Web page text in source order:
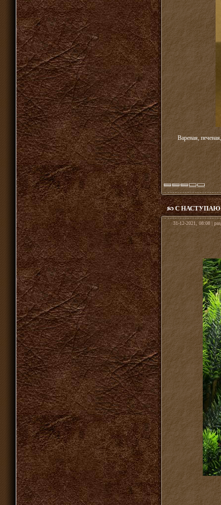
Вареная,
С
31-12-2021, 08:08 |